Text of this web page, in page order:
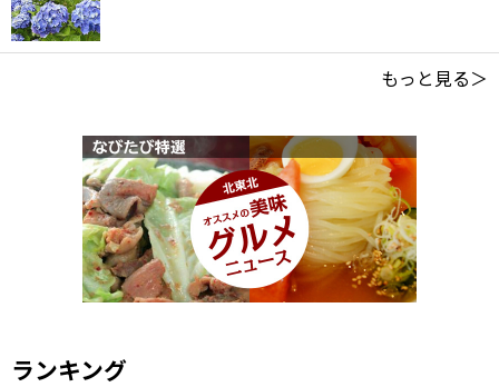
もっと見る＞
ランキング